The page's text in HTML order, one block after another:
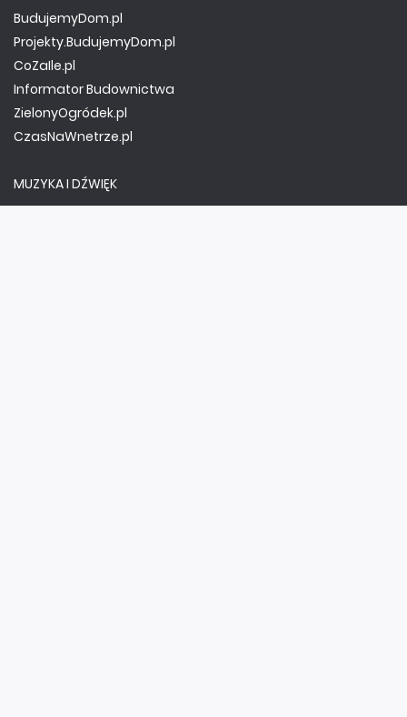
BudujemyDom.pl
Projekty.BudujemyDom.pl
CoZaIle.pl
Informator Budownictwa
ZielonyOgródek.pl
CzasNaWnetrze.pl
MUZYKA I DŹWIĘK